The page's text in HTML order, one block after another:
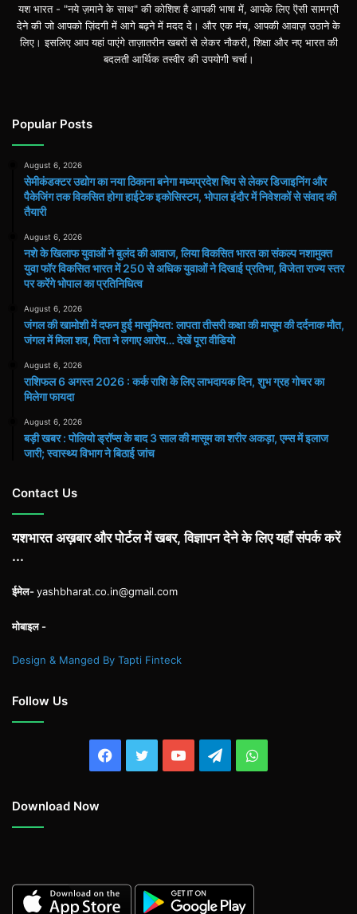
यश भारत - "नये ज़माने के साथ" की कोशिश है आपकी भाषा में, आपके लिए ऎसी सामग्री
देने की जो आपको ज़िंदगी में आगे बढ़ने में मदद दे। और एक मंच, आपकी आवाज़ उठाने के
लिए। इसलिए आप यहां पाएंगे ताज़ातरीन खबरों से लेकर नौकरी, शिक्षा और नए भारत की
बदलती आर्थिक तस्वीर की उपयोगी चर्चा।
Popular Posts
August 6, 2026
सेमीकंडक्टर उद्योग का नया ठिकाना बनेगा मध्यप्रदेश चिप से लेकर डिजाइनिंग और
पैकेजिंग तक विकसित होगा हाईटेक इकोसिस्टम, भोपाल इंदौर में निवेशकों से संवाद की
तैयारी
August 6, 2026
नशे के खिलाफ युवाओं ने बुलंद की आवाज, लिया विकसित भारत का संकल्प नशामुक्त
युवा फॉर विकसित भारत में 250 से अधिक युवाओं ने दिखाई प्रतिभा, विजेता राज्य स्तर
पर करेंगे भोपाल का प्रतिनिधित्व
August 6, 2026
जंगल की खामोशी में दफन हुई मासूमियत: लापता तीसरी कक्षा की मासूम की दर्दनाक मौत,
जंगल में मिला शव, पिता ने लगाए आरोप… देखें पूरा वीडियो
August 6, 2026
राशिफल 6 अगस्त 2026 : कर्क राशि के लिए लाभदायक दिन, शुभ ग्रह गोचर का
मिलेगा फायदा
August 6, 2026
बड़ी खबर : पोलियो ड्रॉप्स के बाद 3 साल की मासूम का शरीर अकड़ा, एम्स में इलाज
जारी; स्वास्थ्य विभाग ने बिठाई जांच
Contact Us
यशभारत अख़बार और पोर्टल में खबर, विज्ञापन देने के लिए यहाँ संपर्क करें
...
ईमेल-yashbharat.co.in@gmail.com
मोबाइल -
Design & Manged By Tapti Finteck
Follow Us
Facebook
TwitterYouTubeTelegramWhatsApp
Download Now